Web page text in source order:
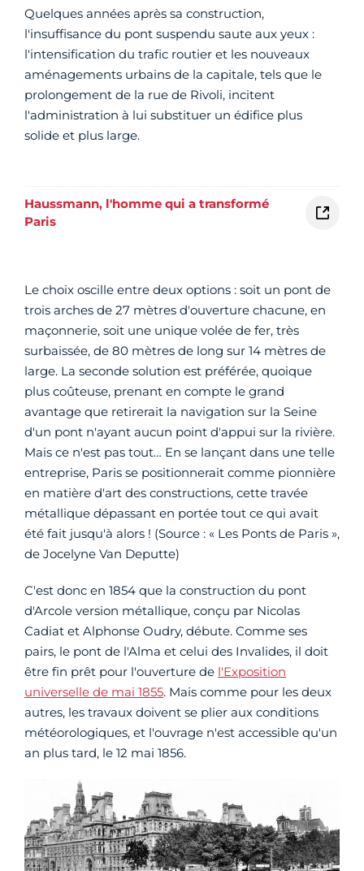
Quelques années après sa construction,
l'insuffisance du pont suspendu saute aux yeux :
l'intensification du trafic routier et les nouveaux
aménagements urbains de la capitale, tels que le
prolongement de la rue de Rivoli, incitent
l'administration à lui substituer un édifice plus
solide et plus large.
Haussmann, l'homme qui a transformé
Paris
Le choix oscille entre deux options : soit un pont de
trois arches de 27 mètres d'ouverture chacune, en
maçonnerie, soit une unique volée de fer, très
surbaissée, de 80 mètres de long sur 14 mètres de
large. La seconde solution est préférée, quoique
plus coûteuse, prenant en compte le grand
avantage que retirerait la navigation sur la Seine
d'un pont n'ayant aucun point d'appui sur la rivière.
Mais ce n'est pas tout… En se lançant dans une telle
entreprise, Paris se positionnerait comme pionnière
en matière d'art des constructions, cette travée
métallique dépassant en portée tout ce qui avait
été fait jusqu'à alors ! (Source : « Les Ponts de Paris »,
de Jocelyne Van Deputte)
C'est donc en 1854 que la construction du pont
d'Arcole version métallique, conçu par Nicolas
Cadiat et Alphonse Oudry, débute. Comme ses
pairs, le pont de l'Alma et celui des Invalides, il doit
être fin prêt pour l'ouverture de l'Exposition
universelle de mai 1855. Mais comme pour les deux
autres, les travaux doivent se plier aux conditions
météorologiques, et l'ouvrage n'est accessible qu'un
an plus tard, le 12 mai 1856.